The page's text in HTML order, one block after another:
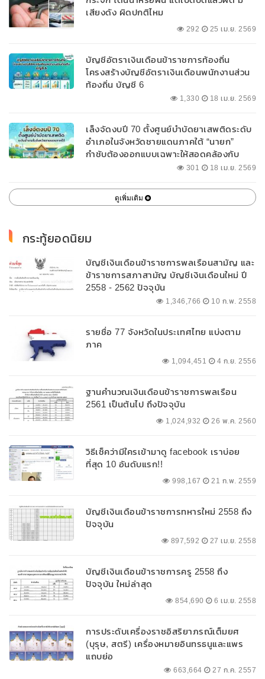
เสียงดัง ผิดปกติไหม
292 25 เม.ย. 2569
บัญชีอัตราเงินเดือนข้าราชการท้องถิ่น
โครงสร้างบัญชีอัตราเงินเดือนพนักงานส่วน
ท้องถิ่น บัญชี 6
1,330 18 เม.ย. 2569
เล็งจัดงบปี 70 ตั้งศูนย์บำบัดยาเสพติดระดับ
อำเภอในจังหวัดชายแดนภาคใต้ “นายก”
กำชับต้องออกแบบเฉพาะให้สอดคล้องกับ
301 18 เม.ย. 2569
ดูเพิ่มเติม
กระทู้ยอดนิยม
บัญชีเงินเดือนข้าราชการพลเรือนสามัญ และ
ข้าราชการสภาสามัญ บัญชีเงินเดือนใหม่ ปี
2558 - 2562 ปัจจุบัน
1,346,766 10 ก.พ. 2558
รายชื่อ 77 จังหวัดในประเทศไทย แบ่งตาม
ภาค
1,094,451 4 ก.ย. 2556
ฐานคำนวณเงินเดือนข้าราชการพลเรือน
2561 เป็นต้นไป ถึงปัจจุบัน
1,024,932 26 พ.ค. 2560
วิธีเช็คว่ามีใครเข้ามาดู facebook เราบ่อย
ที่สุด 10 อันดับแรก!!
998,167 21 ก.พ. 2559
บัญชีเงินเดือนข้าราชการทหารใหม่ 2558 ถึง
ปัจจุบัน
897,592 27 เม.ย. 2558
บัญชีเงินเดือนข้าราชการครู 2558 ถึง
ปัจจุบัน ใหม่ล่าสุด
854,690 6 เม.ย. 2558
การประดับเครื่องราชอิสริยาภรณ์เต็มยศ
(บุรุษ, สตรี) เครื่องหมายอินทรธนูและแพร
แถบย่อ
663,664 27 ก.ค. 2557